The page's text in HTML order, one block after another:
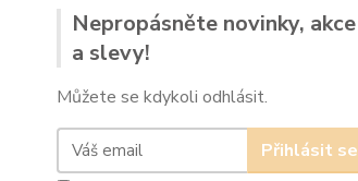
Nepropásněte novinky, akce
a slevy!
Můžete se kdykoli odhlásit.
Přihlásit se